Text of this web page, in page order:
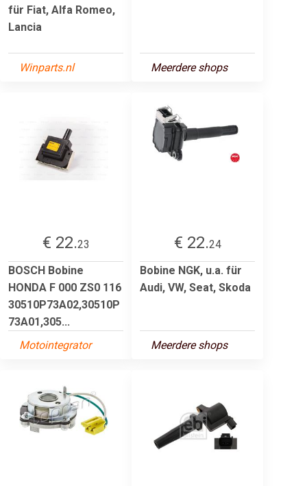
für Fiat, Alfa Romeo,
Lancia
Winparts.nl Meerdere shops
€ 22.23
BOSCH Bobine
HONDA F 000 ZS0 116
30510P73A02,30510P
73A01,305...
Motointegrator
€ 22.24
Bobine NGK, u.a. für
Audi, VW, Seat, Skoda
Meerdere shops